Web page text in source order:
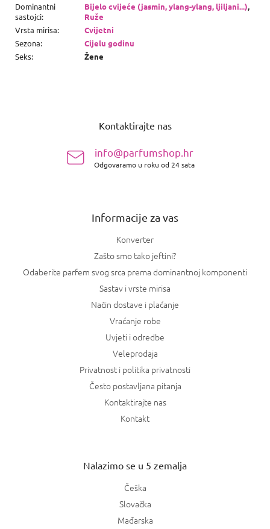
Dominantni
sastojci:
Bijelo cvijeće (jasmin, ylang-ylang, ljiljani...),
Ruže
Vrsta mirisa:
Cvijetni
Sezona:
Cijelu godinu
Seks: Žene
Kontaktirajte nas
info@parfumshop.hr
Odgovaramo u roku od 24 sata
Informacije za vas
Konverter
Zašto smo tako jeftini?
Odaberite parfem svog srca prema dominantnoj komponenti
Sastav i vrste mirisa
Način dostave i plaćanje
Vraćanje robe
Uvjeti i odredbe
Veleprodaja
Privatnost i politika privatnosti
Često postavljana pitanja
Kontaktirajte nas
Kontakt
Nalazimo se u 5 zemalja
Češka
Slovačka
Mađarska